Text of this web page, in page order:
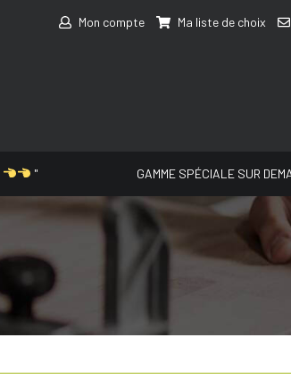
Mon compte Ma liste de choix
" GAMME SPÉCIALE SUR